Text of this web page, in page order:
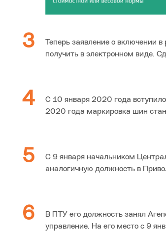
Теперь заявление о включении
получить в электронном
С 10 января 2020 года
2020 года
С 9 января начальником
аналогичную
В ПТУ его должность занял
управление. На его место с 9